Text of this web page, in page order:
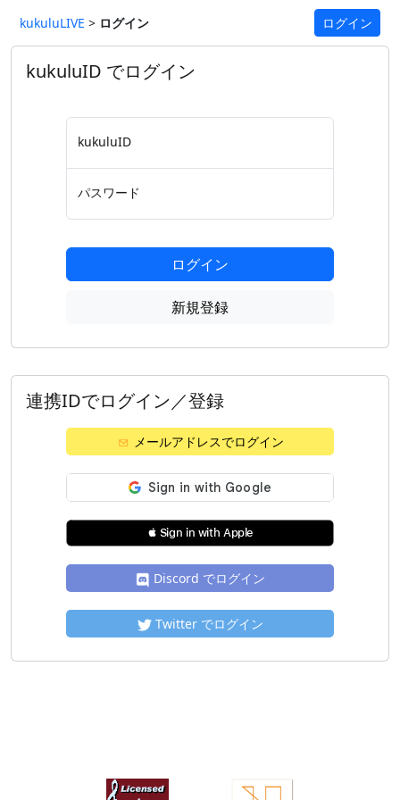
kukuluLIVE > ログイン ログイン
kukuluID でログイン
kukuluID
パスワード
ログイン
新規登録
連携IDでログイン／登録
メールアドレスでログイン
 Sign in with Apple
Discord でログイン
Twitter でログイン